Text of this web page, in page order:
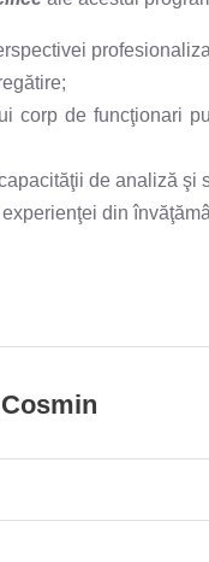
corp de funcţionari
de analiză şi
din